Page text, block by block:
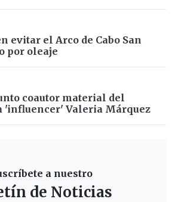
evitar el Arco de Cabo San
por oleaje
coautor material del
'influencer' Valeria Márquez
a nuestro
de Noticias